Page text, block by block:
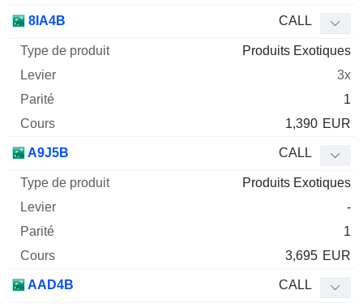
8IA4B CALL
Produits Exotiques
3x
1
1,390 EUR
A9J5B CALL
Produits Exotiques
-
1
3,695 EUR
AAD4B CALL